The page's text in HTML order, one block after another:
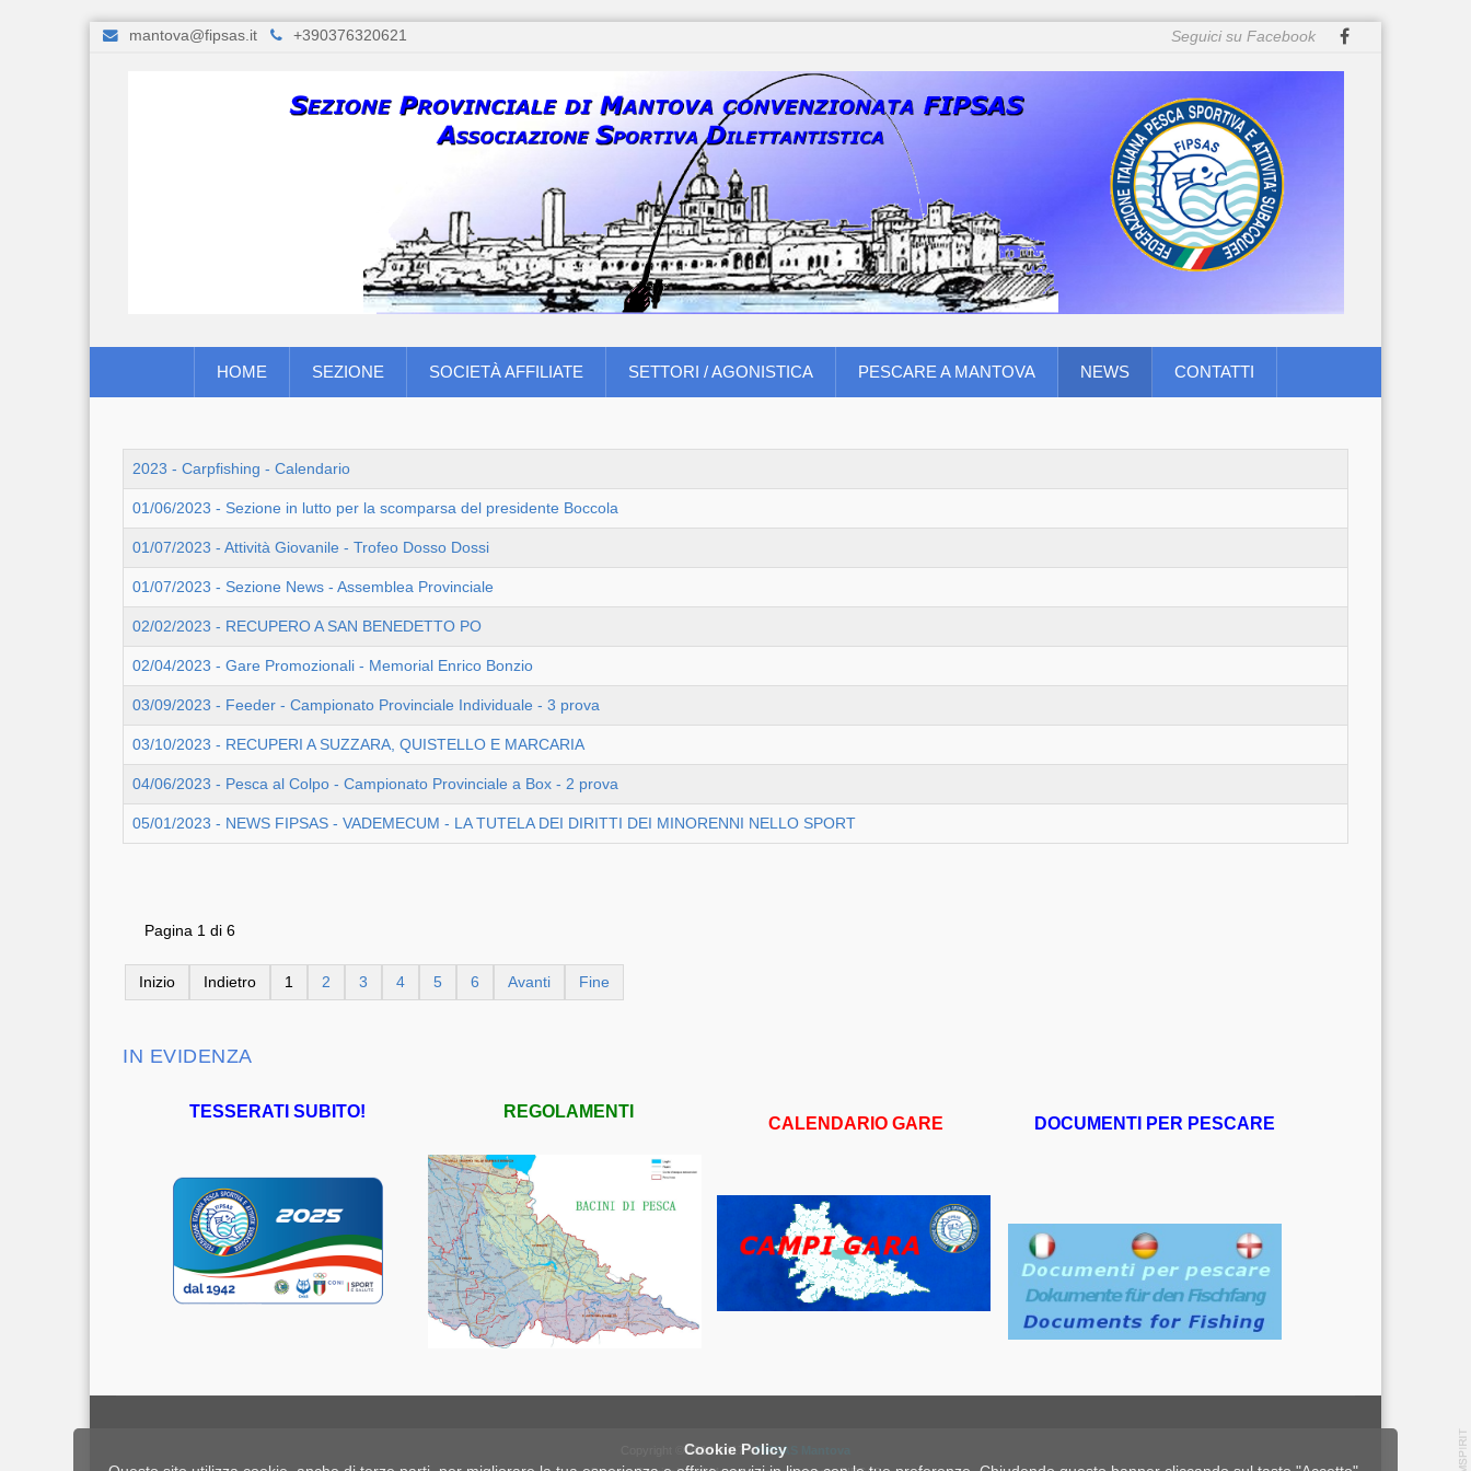
Seguici su Facebook
mantova@fipsas.it +390376320621
HOME SEZIONE SOCIETÀ AFFILIATE SETTORI / AGONISTICA PESCARE A MANTOVA NEWS CONTATTI
2023 - Carpfishing - Calendario
01/06/2023 - Sezione in lutto per la scomparsa del presidente Boccola
01/07/2023 - Attività Giovanile - Trofeo Dosso Dossi
01/07/2023 - Sezione News - Assemblea Provinciale
02/02/2023 - RECUPERO A SAN BENEDETTO PO
02/04/2023 - Gare Promozionali - Memorial Enrico Bonzio
03/09/2023 - Feeder - Campionato Provinciale Individuale - 3 prova
03/10/2023 - RECUPERI A SUZZARA, QUISTELLO E MARCARIA
04/06/2023 - Pesca al Colpo - Campionato Provinciale a Box - 2 prova
05/01/2023 - NEWS FIPSAS - VADEMECUM - LA TUTELA DEI DIRITTI DEI MINORENNI NELLO SPORT
Pagina 1 di 6
Inizio Indietro 1 2 3 4 5 6 Avanti Fine
IN EVIDENZA
TESSERATI SUBITO! REGOLAMENTI
CALENDARIO GARE DOCUMENTI PER PESCARE
Copyright © 2010-2017 - FIPSAS Mantova
Cookie Policy